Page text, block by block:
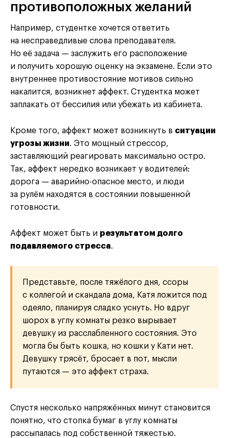
противоположных желаний
Например, студентке хочется ответить
на несправедливые слова преподавателя.
Но её задача — заслужить его расположение
и получить хорошую оценку на экзамене. Если это
внутреннее противостояние мотивов сильно
накалится, возникнет аффект. Студентка может
заплакать от бессилия или убежать из кабинета.
Кроме того, аффект может возникнуть в ситуации
угрозы жизни. Это мощный стрессор,
заставляющий реагировать максимально остро.
Так, аффект нередко возникает у водителей:
дорога — аварийно-опасное место, и люди
за рулём находятся в состоянии повышенной
готовности.
Аффект может быть и результатом долго
подавляемого стресса.
Представьте, после тяжёлого дня, ссоры
с коллегой и скандала дома, Катя ложится под
одеяло, планируя сладко уснуть. Но вдруг
шорох в углу комнаты резко вырывает
девушку из расслабленного состояния. Это
могла бы быть кошка, но кошки у Кати нет.
Девушку трясёт, бросает в пот, мысли
путаются — это аффект страха.
Спустя несколько напряжённых минут становится
понятно, что стопка бумаг в углу комнаты
рассыпалась под собственной тяжестью.